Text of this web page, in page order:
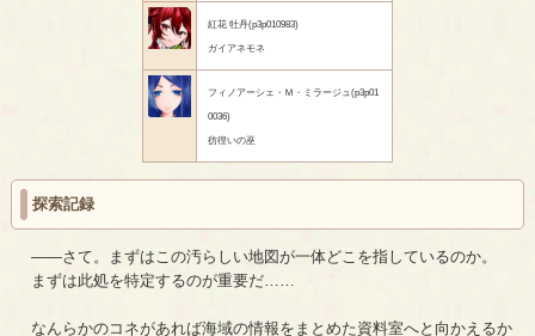
紅花 牡丹(p3p010983)
ガイアネモネ
フィノアーシェ・Ｍ・ミラージュ(p3p01
0036)
彷徨いの巫
探索記録
――さて。まずはこの汚らしい地図が一体どこを指しているのか。
まずは此処を特定するのが重要だ……
なんらかのコネがあれば海域の情報をまとめた資料室へと向かえるか